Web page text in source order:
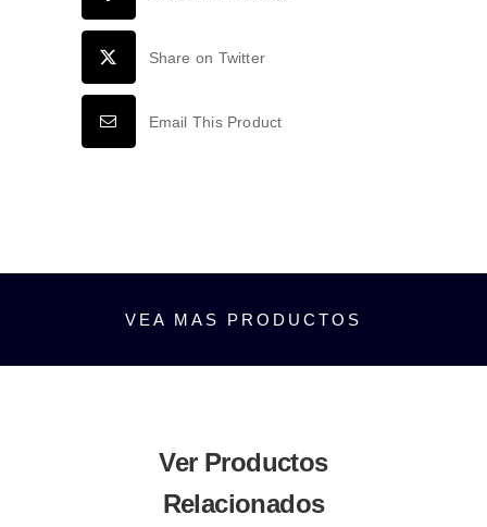
NEGRO
MATE
77X124MM
cantidad
Share on Twitter
Email This Product
VEA MAS PRODUCTOS
Ver Productos
Relacionados